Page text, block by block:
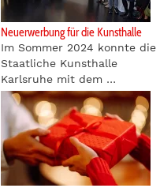
Neuerwerbung für die Kunsthalle
Im Sommer 2024 konnte die
Staatliche Kunsthalle
Karlsruhe mit dem …